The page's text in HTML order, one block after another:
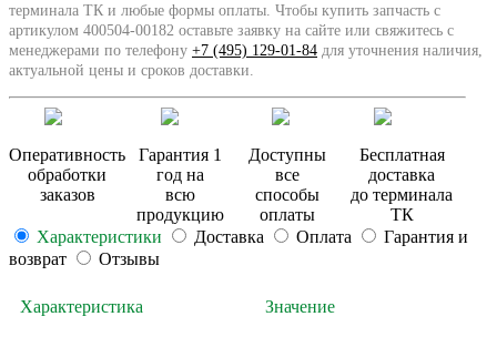
терминала ТК и любые формы оплаты. Чтобы купить запчасть с
артикулом 400504-00182 оставьте заявку на сайте или свяжитесь с
менеджерами по телефону +7 (495) 129-01-84 для уточнения наличия,
актуальной цены и сроков доставки.
Оперативность
обработки
заказов
Гарантия 1
год на
всю
продукцию
Доступны
все
способы
оплаты
Бесплатная
доставка
до терминала
ТК
Характеристики
Доставка Оплата
Гарантия и
возврат
Отзывы
Характеристика Значение